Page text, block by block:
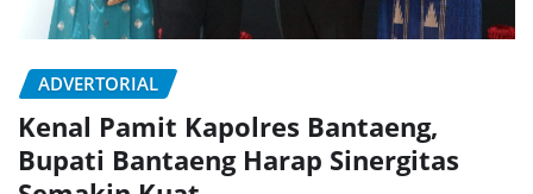
ADVERTORIAL
Kenal Pamit Kapolres Bantaeng,
Bupati Bantaeng Harap Sinergitas